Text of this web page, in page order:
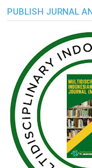
PUBLISH JURNAL